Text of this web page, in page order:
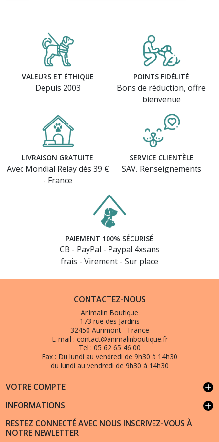
(5 avis)
(63 avis)
VALEURS ET ÉTHIQUE
Depuis 2003
POINTS FIDÉLITÉ
Bons de réduction, offre
bienvenue
LIVRAISON GRATUITE
Avec Mondial Relay dès 39 €
- France
SERVICE CLIENTÈLE
SAV, Renseignements
PAIEMENT 100% SÉCURISÉ
CB - PayPal - Paypal 4xsans
frais - Virement - Sur place
CONTACTEZ-NOUS
Animalin Boutique
173 rue des Jardins
32450 Aurimont - France
E-mail : contact@animalinboutique.fr
Tel : 05 62 65 46 00
Fax : Du lundi au vendredi de 9h30 à 14h30
du lundi au vendredi de 9h30 à 14h30
VOTRE COMPTE add
INFORMATIONS add
RESTEZ CONNECTÉ AVEC NOUS INSCRIVEZ-VOUS À
NOTRE NEWLETTER